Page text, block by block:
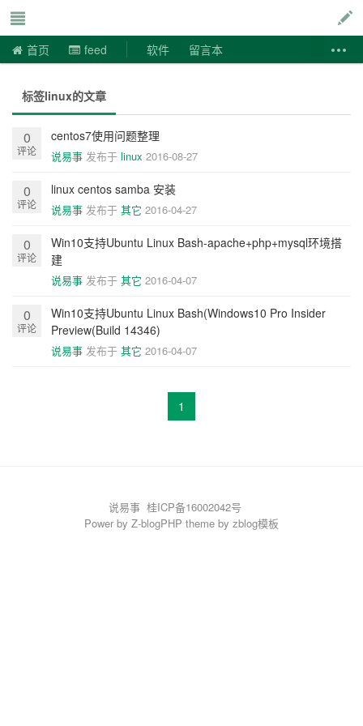
首页 feed 软件 留言本
标签linux的文章
0
评论
centos7使用问题整理
说易事 发布于 linux 2016-08-27
0
评论
linux centos samba 安装
说易事 发布于 其它 2016-04-27
0
评论
Win10支持Ubuntu Linux Bash-apache+php+mysql环境搭
建
说易事 发布于 其它 2016-04-07
0
评论
Win10支持Ubuntu Linux Bash(Windows10 Pro Insider
Preview(Build 14346)
说易事 发布于 其它 2016-04-07
1
说易事 桂ICP备16002042号
Power by Z-blogPHP theme by zblog模板